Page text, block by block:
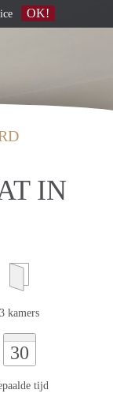
IN
3 kamers
30
tijd
OK!